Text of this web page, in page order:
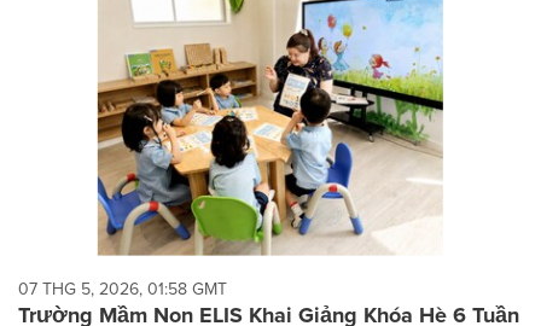
07 THG 5, 2026, 01:58 GMT
Trường Mầm Non ELIS Khai Giảng Khóa Hè 6 Tuần